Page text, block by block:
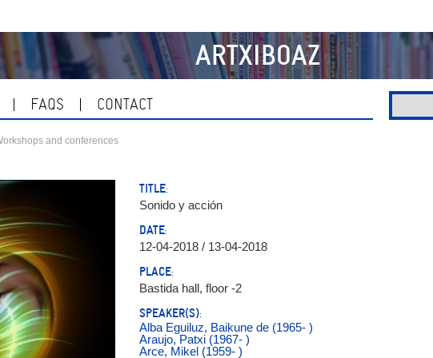
ARTXIBOAZ
FAQS CONTACT
and conferences
TITLE:
Sonido y acción
DATE:
12-04-2018 / 13-04-2018
PLACE:
Bastida hall, floor -2
SPEAKER(S):
Alba Eguiluz, Baikune de (1965- )
Araujo, Patxi (1967- )
Arce, Mikel (1959- )